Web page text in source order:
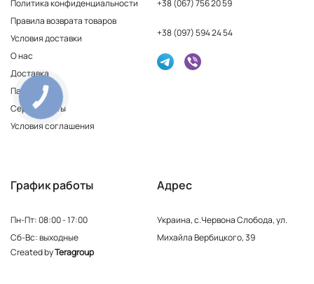
Политика конфиденциальности
Правила возврата товаров
Условия доставки
О нас
Доставка
Партнерам
Сертификаты
Условия соглашения
+38 (067) 756 20 59
+38 (097) 594 24 54
График работы
Пн-Пт: 08:00 - 17:00
Сб-Вс: выходные
Адрес
Украина, с.Червона Слобода, ул.
Михайла Вербицкого, 39
Created byTeragroup
КНОПКА
ЗВ'ЯЗКУ